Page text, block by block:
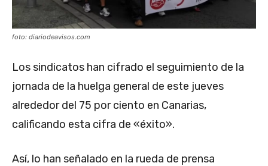
foto: diariodeavisos.com
Los sindicatos han cifrado el seguimiento de la
jornada de la huelga general de este jueves
alrededor del 75 por ciento en Canarias,
calificando esta cifra de «éxito».
Así, lo han señalado en la rueda de prensa